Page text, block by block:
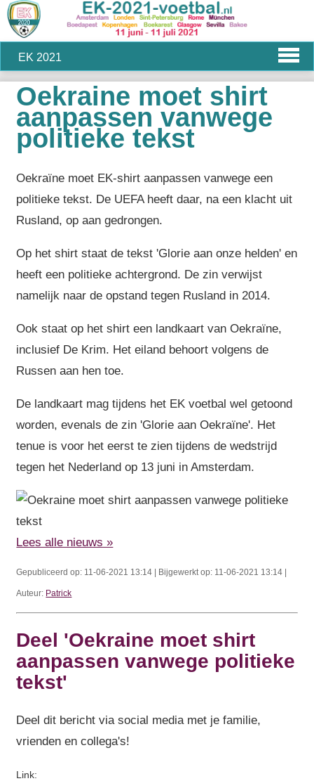
EK 2021
Oekraine moet shirt
aanpassen vanwege
politieke tekst
Oekraïne moet EK-shirt aanpassen vanwege een
politieke tekst. De UEFA heeft daar, na een klacht uit
Rusland, op aan gedrongen.
Op het shirt staat de tekst 'Glorie aan onze helden' en
heeft een politieke achtergrond. De zin verwijst
namelijk naar de opstand tegen Rusland in 2014.
Ook staat op het shirt een landkaart van Oekraïne,
inclusief De Krim. Het eiland behoort volgens de
Russen aan hen toe.
De landkaart mag tijdens het EK voetbal wel getoond
worden, evenals de zin 'Glorie aan Oekraïne'. Het
tenue is voor het eerst te zien tijdens de wedstrijd
tegen het Nederland op 13 juni in Amsterdam.
Lees alle nieuws »
Gepubliceerd op: 11-06-2021 13:14 | Bijgewerkt op: 11-06-2021 13:14 |
Auteur: Patrick
Deel 'Oekraine moet shirt
aanpassen vanwege politieke
tekst'
Deel dit bericht via social media met je familie,
vrienden en collega's!
Link: